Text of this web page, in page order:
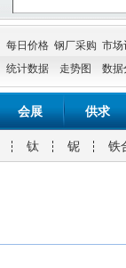
每日价格 钢厂采购 市场
统计数据
走势图 数据
会展 供求
钛 铌 铁